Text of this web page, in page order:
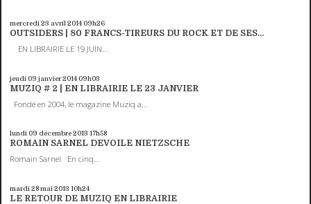
mercredi 23 avril 2014 09h26
OUTSIDERS | 80 FRANCS-TIREURS DU ROCK ET DE SES...
EN LIBRAIRIE LE 19 JUIN...
jeudi 09 janvier 2014 09h03
MUZIQ # 2 | EN LIBRAIRIE LE 23 JANVIER
Fondé en 2004, le magazine Muziq a...
lundi 09 décembre 2013 17h58
ROMAIN SARNEL DEVOILE NIETZSCHE
Romain Sarnel En cinq...
mardi 28mai 2013 10h24
LE RETOUR DE MUZIQ EN LIBRAIRIE